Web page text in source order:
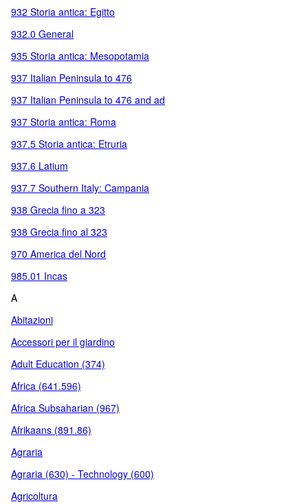
932 Storia antica: Egitto
932.0 General
935 Storia antica: Mesopotamia
937 Italian Peninsula to 476
937 Italian Peninsula to 476 and ad
937 Storia antica: Roma
937.5 Storia antica: Etruria
937.6 Latium
937.7 Southern Italy: Campania
938 Grecia fino a 323
938 Grecia fino al 323
970 America del Nord
985.01 Incas
A
Abitazioni
Accessori per il giardino
Adult Education (374)
Africa (641.596)
Africa Subsaharian (967)
Afrikaans (891.86)
Agraria
Agraria (630) - Technology (600)
Agricoltura